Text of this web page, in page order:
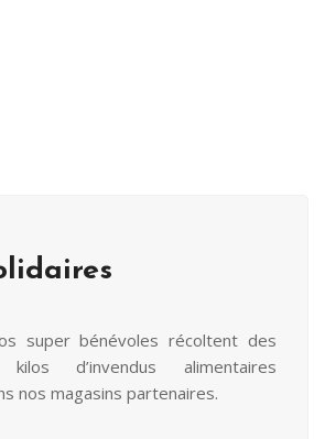
super bénévoles récoltent des
d’invendus alimentaires
nos magasins partenaires.